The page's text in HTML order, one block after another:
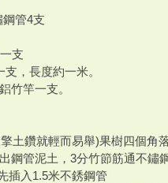
鋼管4支
支
，長度約一米。
竹竿一支。
土鑽就輕而易舉)果樹四個角
鋼管泥土，3分竹節筋通不鏽
插入1.5米不銹鋼管